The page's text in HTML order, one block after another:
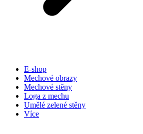
E-shop
Mechové obrazy
Mechové stěny
Loga z mechu
Umělé zelené stěny
Více